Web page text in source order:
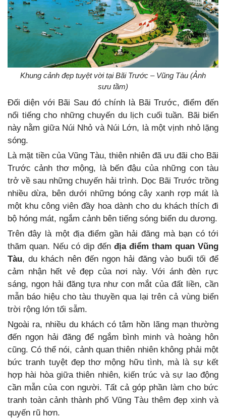
Khung cảnh đẹp tuyệt vời tại Bãi Trước – Vũng Tàu (Ảnh
sưu tầm)
Đối diện với Bãi Sau đó chính là Bãi Trước, điểm đến
nổi tiếng cho những chuyến du lịch cuối tuần. Bãi biển
này nằm giữa Núi Nhỏ và Núi Lớn, là một vịnh nhỏ lặng
sóng.
Là mặt tiền của Vũng Tàu, thiên nhiên đã ưu đãi cho Bãi
Trước cảnh thơ mộng, là bến đậu của những con tàu
trở về sau những chuyến hải trình. Dọc Bãi Trước trồng
nhiều dừa, bên dưới những bóng cây xanh rợp mát là
một khu công viên đầy hoa dành cho du khách thích đi
bộ hóng mát, ngắm cảnh bên tiếng sóng biển du dương.
Trên đây là một địa điểm gần hải đăng mà bạn có tới
thăm quan. Nếu có dịp đến địa điểm tham quan Vũng
Tàu, du khách nên đến ngọn hải đăng vào buổi tối để
cảm nhận hết vẻ đẹp của nơi này. Với ánh đèn rực
sáng, ngọn hải đăng tựa như con mắt của đất liền, cần
mẫn báo hiệu cho tàu thuyền qua lại trên cả vùng biển
trời rộng lớn tối sẫm.
Ngoài ra, nhiều du khách có tâm hồn lãng mạn thường
đến ngọn hải đăng để ngắm bình minh và hoàng hôn
cũng. Có thể nói, cảnh quan thiên nhiên không phải một
bức tranh tuyệt đẹp thơ mộng hữu tình, mà là sự kết
hợp hài hòa giữa thiên nhiên, kiến trúc và sự lao động
cần mẫn của con người. Tất cả góp phần làm cho bức
tranh toàn cảnh thành phố Vũng Tàu thêm đẹp xinh và
quyến rũ hơn.